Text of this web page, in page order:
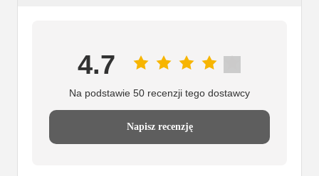
4.7
Na podstawie 50 recenzji tego dostawcy
Napisz recenzję